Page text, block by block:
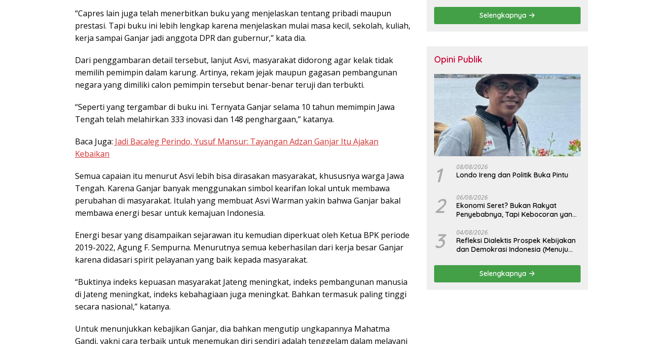
“Capres lain juga telah menerbitkan buku yang menjelaskan tentang pribadi maupun
prestasi. Tapi buku ini lebih lengkap karena menjelaskan mulai masa kecil, sekolah, kuliah,
kerja sampai Ganjar jadi anggota DPR dan gubernur,” kata dia.
Dari penggambaran detail tersebut, lanjut Asvi, masyarakat didorong agar kelak tidak
memilih pemimpin dalam karung. Artinya, rekam jejak maupun gagasan pembangunan
negara yang dimiliki calon pemimpin tersebut benar-benar teruji dan terbukti.
“Seperti yang tergambar di buku ini. Ternyata Ganjar selama 10 tahun memimpin Jawa
Tengah telah melahirkan 333 inovasi dan 148 penghargaan,” katanya.
Baca Juga: Jadi Bacaleg Perindo, Yusuf Mansur: Tayangan Adzan Ganjar Itu Ajakan
Kebaikan
Semua capaian itu menurut Asvi lebih bisa dirasakan masyarakat, khususnya warga Jawa
Tengah. Karena Ganjar banyak menggunakan simbol kearifan lokal untuk membawa
perubahan di masyarakat. Itulah yang membuat Asvi Warman yakin bahwa Ganjar bakal
membawa energi besar untuk kemajuan Indonesia.
Energi besar yang disampaikan sejarawan itu kemudian diperkuat oleh Ketua BPK periode
2019-2022, Agung F. Sempurna. Menurutnya semua keberhasilan dari kerja besar Ganjar
karena didasari spirit pelayanan yang baik kepada masyarakat.
“Buktinya indeks kepuasan masyarakat Jateng meningkat, indeks pembangunan manusia
di Jateng meningkat, indeks kebahagiaan juga meningkat. Bahkan termasuk paling tinggi
secara nasional,” katanya.
Untuk menunjukkan kebajikan Ganjar, dia bahkan mengutip ungkapannya Mahatma
Gandi, yakni cara terbaik untuk menemukan diri sendiri adalah tenggelam dalam melayani
Setahun dan
Pulihkan Upah
Hidup
Selengkapnya
Opini Publik
1 08/08/2026
Londo Ireng dan Politik Buka Pintu
2 06/08/2026
Ekonomi Seret? Bukan Rakyat
Penyebabnya, Tapi Kebocoran yang
3 04/08/2026
Refleksi Dialektis Prospek Kebijakan
dan Demokrasi Indonesia (Menuju
Republik Indonesia)
Selengkapnya